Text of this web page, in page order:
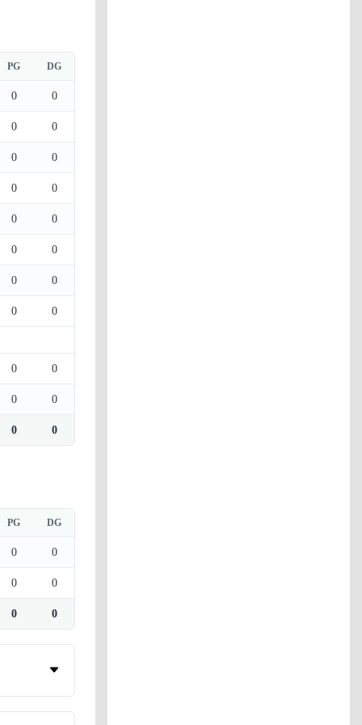
PG DG
0 0
0 0
0 0
0 0
0 0
0 0
0 0
0 0
0 0
0 0
0 0
PG DG
0 0
0 0
0 0